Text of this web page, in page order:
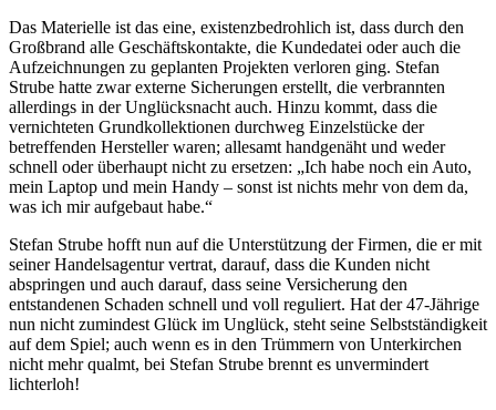
Das Materielle ist das eine, existenzbedrohlich ist, dass durch den
Großbrand alle Geschäftskontakte, die Kundedatei oder auch die
Aufzeichnungen zu geplanten Projekten verloren ging. Stefan
Strube hatte zwar externe Sicherungen erstellt, die verbrannten
allerdings in der Unglücksnacht auch. Hinzu kommt, dass die
vernichteten Grundkollektionen durchweg Einzelstücke der
betreffenden Hersteller waren; allesamt handgenäht und weder
schnell oder überhaupt nicht zu ersetzen: „Ich habe noch ein Auto,
mein Laptop und mein Handy – sonst ist nichts mehr von dem da,
was ich mir aufgebaut habe.“
Stefan Strube hofft nun auf die Unterstützung der Firmen, die er mit
seiner Handelsagentur vertrat, darauf, dass die Kunden nicht
abspringen und auch darauf, dass seine Versicherung den
entstandenen Schaden schnell und voll reguliert. Hat der 47-Jährige
nun nicht zumindest Glück im Unglück, steht seine Selbstständigkeit
auf dem Spiel; auch wenn es in den Trümmern von Unterkirchen
nicht mehr qualmt, bei Stefan Strube brennt es unvermindert
lichterloh!